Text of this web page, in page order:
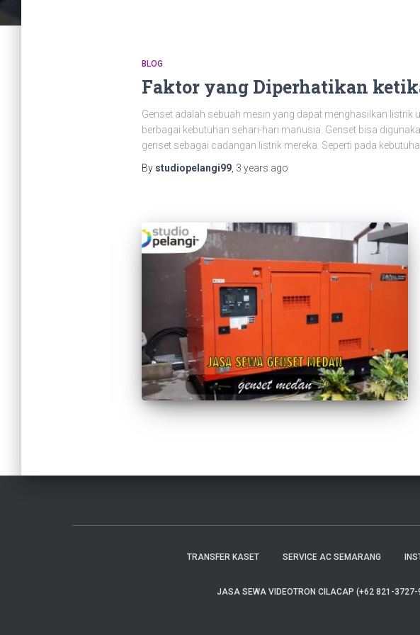
BLOG
Faktor yang Diperhatikan
Genset adalah sebuah mesin yang dapat menghasilkan
berbagai kebutuhan sehari-hari manusia. Genset bisa
genset sebagai cadangan listrik mereka. Seperti pada
By studiopelangi99, 3 years ago
TRANSFER KASET SERVICE AC SEMARANG
JASA SEWA VIDEOTRON CILACAP (+62 821-3727-